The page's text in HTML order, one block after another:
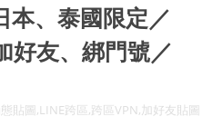
、泰國限定／
好友、綁門號／
貼圖,LINE跨區,跨區VPN,加好友貼圖